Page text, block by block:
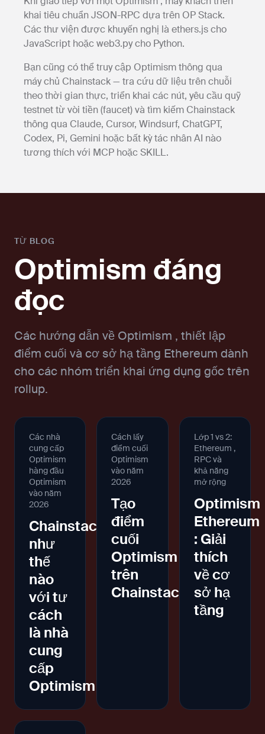
khai tiêu chuẩn JSON-RPC dựa trên OP Stack.
Các thư viện được khuyến nghị là ethers.js cho
JavaScript hoặc web3.py cho Python.
Bạn cũng có thể truy cập Optimism thông qua
máy chủ Chainstack — tra cứu dữ liệu trên chuỗi
theo thời gian thực, triển khai các nút, yêu cầu quỹ
testnet từ vòi tiền (faucet) và tìm kiếm Chainstack
thông qua Claude, Cursor, Windsurf, ChatGPT,
Codex, Pi, Gemini hoặc bất kỳ tác nhân AI nào
tương thích với MCP hoặc SKILL.
TỪ BLOG
Optimism đáng
đọc
Các hướng dẫn về Optimism , thiết lập
điểm cuối và cơ sở hạ tầng Ethereum dành
cho các nhóm triển khai ứng dụng gốc trên
rollup.
Các nhà
cung cấp
Optimism
hàng đầu
Optimism
vào năm
2026
Chainstack
như
thế
nào
với tư
cách
là nhà
cung
cấp
Optimism
Cách lấy
điểm cuối
Optimism
vào năm
2026
Tạo
điểm
cuối
Optimism
trên
Chainstack
Lớp 1 vs 2:
Ethereum ,
RPC và
khả năng
mở rộng
Optimism
Ethereum
: Giải
thích
về cơ
sở hạ
tầng